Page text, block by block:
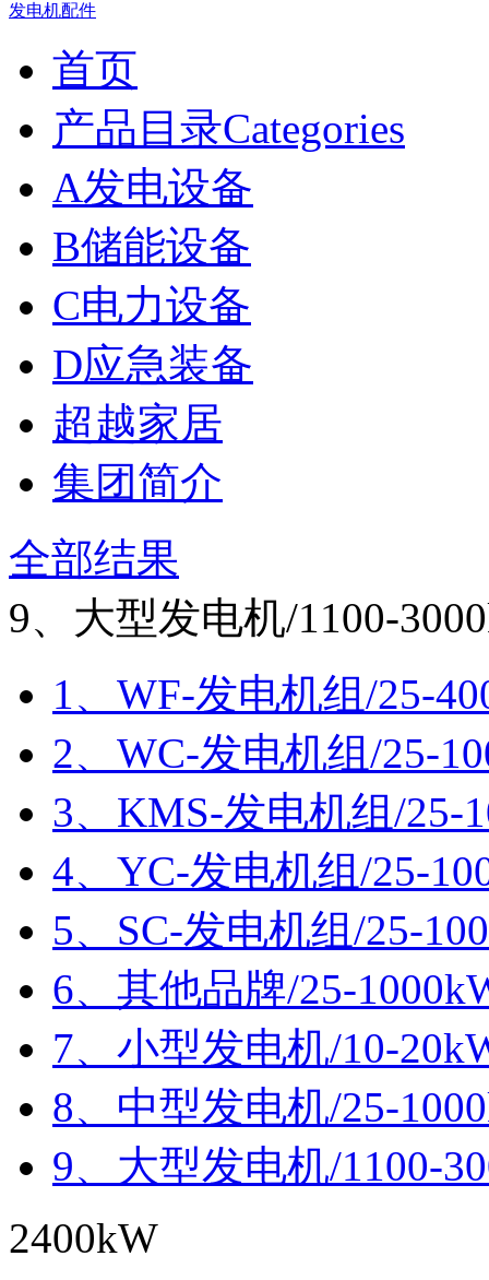
发电机配件
首页
产品目录Categories
A发电设备
B储能设备
C电力设备
D应急装备
超越家居
集团简介
全部结果
9、大型发电机/1100-
1、WF-发电机组/25-
2、WC-发电机组/25-
3、KMS-发电机组/25-
4、YC-发电机组/25-
5、SC-发电机组/25-
6、其他品牌/25-
7、小型发电机/10-
8、中型发电机/25-
9、大型发电机/1100-
2400kW